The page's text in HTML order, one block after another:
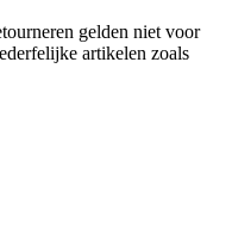
gelden niet voor
artikelen zoals